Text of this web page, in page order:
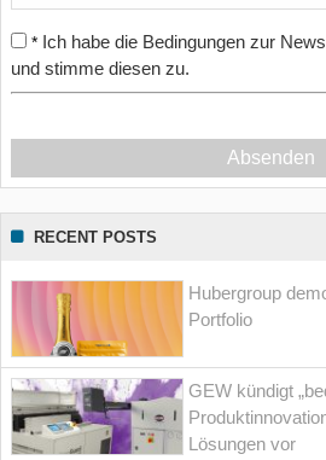
* Ich habe die Bedingungen zur
und stimme diesen zu.
Absenden
RECENT POSTS
Hubergroup
Portfolio
GEW kündigt
Lösungen vor